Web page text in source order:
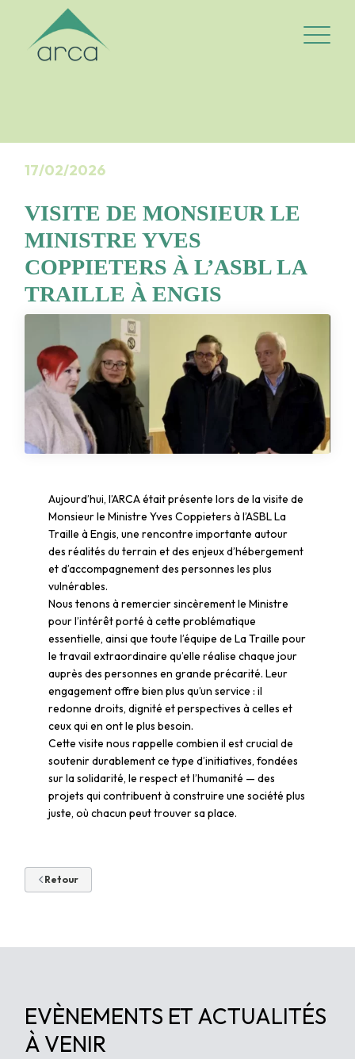
Logo Arca-asbl
Ouvrir/
17/02/2026
VISITE DE MONSIEUR LE
MINISTRE YVES
COPPIETERS À L’ASBL LA
TRAILLE À ENGIS
Aujourd’hui, l’ARCA était présente lors de la visite de
Monsieur le Ministre Yves Coppieters à l’ASBL La
Traille à Engis, une rencontre importante autour
des réalités du terrain et des enjeux d’hébergement
et d’accompagnement des personnes les plus
vulnérables.
Nous tenons à remercier sincèrement le Ministre
pour l’intérêt porté à cette problématique
essentielle, ainsi que toute l’équipe de La Traille pour
le travail extraordinaire qu’elle réalise chaque jour
auprès des personnes en grande précarité. Leur
engagement offre bien plus qu’un service : il
redonne droits, dignité et perspectives à celles et
ceux qui en ont le plus besoin.
Cette visite nous rappelle combien il est crucial de
soutenir durablement ce type d’initiatives, fondées
sur la solidarité, le respect et l’humanité — des
projets qui contribuent à construire une société plus
juste, où chacun peut trouver sa place.
Retour
EVÈNEMENTS ET ACTUALITÉS
À VENIR